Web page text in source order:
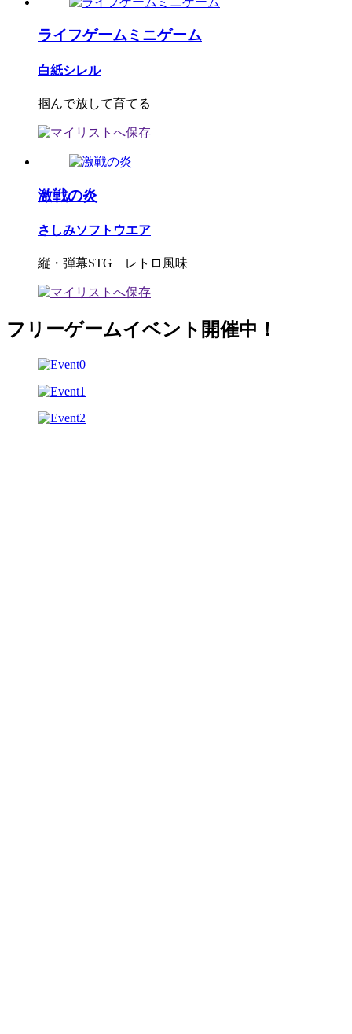
ライフゲームミニゲーム
白紙シレル
掴んで放して育てる
激戦の炎
さしみソフトウエア
縦・弾幕STG レトロ風味
フリーゲームイベント開催中！